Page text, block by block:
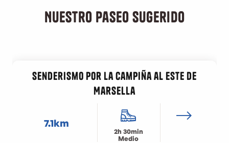
Nuestro paseo sugerido
Senderismo por la campiña al este de
Marsella
7.1km
2h 30min
Medio